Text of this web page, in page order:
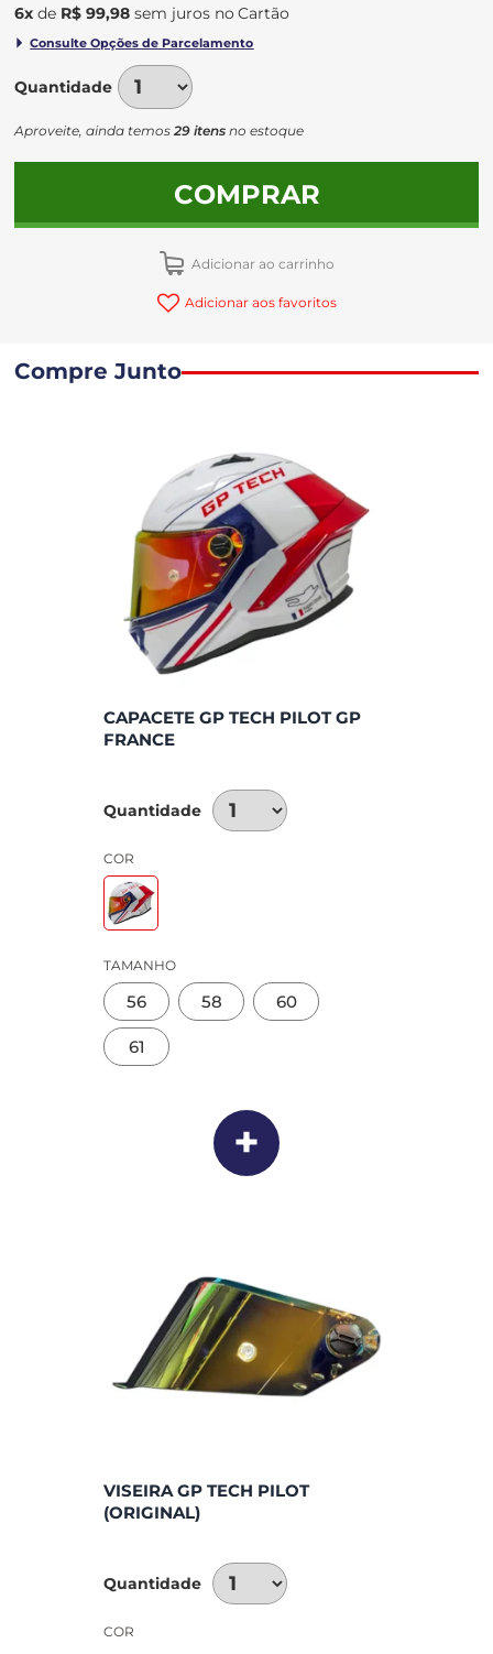
6x de R$ 99,98 sem juros no
Quantidade
Aproveite, ainda temos29 itens no estoque
COMPRAR
Adicionar ao carrinho
Adicionar aos favoritos
Compre Junto
CAPACETE GP TECH PILOT GP
FRANCE
Quantidade
COR
TAMANHO
56 58 60
61
VISEIRA GP TECH PILOT
(ORIGINAL)
Quantidade
COR